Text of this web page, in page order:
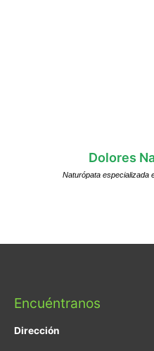
Dolores
Naturópata especializada
Encuéntranos
Dirección